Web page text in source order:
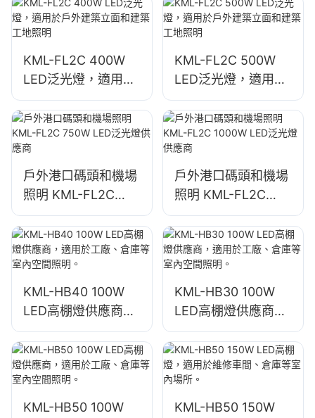
KML-FL2C 400W
LED泛光燈，適用於
戶外建築立面和建築
工地照明
KML-FL2C 500W
LED泛光燈，適用於
戶外建築立面和建築
工地照明
戶外港口碼頭和機場
照明 KML-FL2C
750W LED泛光燈供
應商
戶外港口碼頭和機場
照明 KML-FL2C
1000W LED泛光燈
供應商
KML-HB40 100W
LED高棚燈供應商，
適用於工廠、倉庫等
室內空間照明。
KML-HB30 100W
LED高棚燈供應商，
適用於工廠、倉庫等
室內空間照明。
KML-HB50 100W
KML-HB50 150W